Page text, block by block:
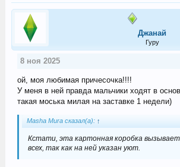
Джанай
Гуру
8 ноя 2025
ой, моя любимая причесочка!!!!
У меня в ней правда мальчики ходят в
такая моська милая на заставке 1 недели)
Masha Mura сказал(а): ↑
Кстати, эта картонная коробка вызывает
всех, так как на ней указан уют.